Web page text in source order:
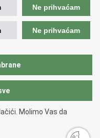
u Zadru (MCPA)
Ne prihvaćam
Ne prihvaćam
Molimo Vas da